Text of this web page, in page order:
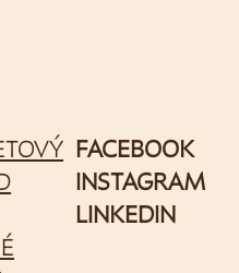
FACEBOOK
INSTAGRAM
LINKEDIN